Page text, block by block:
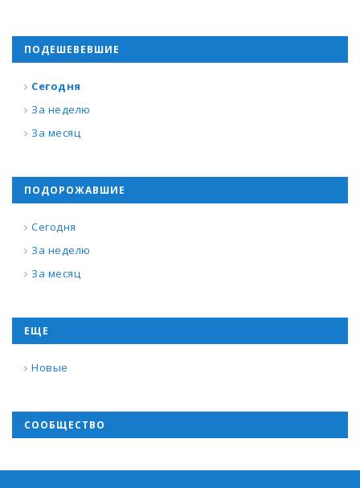
ПОДЕШЕВЕВШИЕ
Сегодня
За неделю
За месяц
ПОДОРОЖАВШИЕ
Сегодня
За неделю
За месяц
ЕЩЕ
Новые
СООБЩЕСТВО